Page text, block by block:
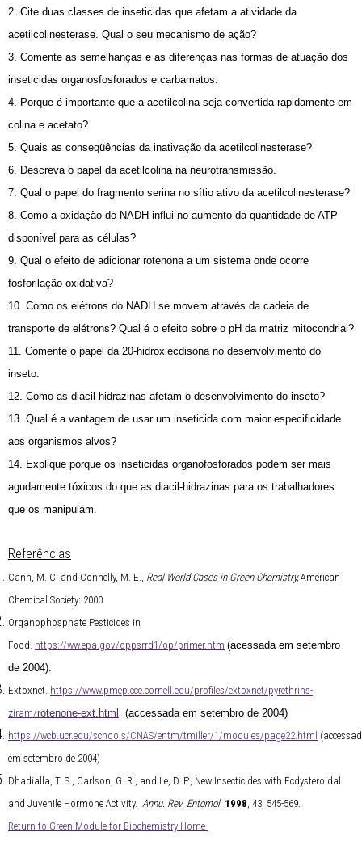
2. Cite duas classes de inseticidas que afetam a atividade da
acetilcolinesterase. Qual o seu mecanismo de ação?
3. Comente as semelhanças e as diferenças nas formas de atuação dos
inseticidas organosfosforados e carbamatos.
4. Porque é importante que a acetilcolina seja convertida rapidamente em
colina e acetato?
5. Quais as conseqüências da inativação da acetilcolinesterase?
6. Descreva o papel da acetilcolina na neurotransmissão.
7. Qual o papel do fragmento serina no sítio ativo da acetilcolinesterase?
8. Como a oxidação do NADH influi no aumento da quantidade de ATP
disponível para as células?
9. Qual o efeito de adicionar rotenona a um sistema onde ocorre
fosforilação oxidativa?
10. Como os elétrons do NADH se movem através da cadeia de
transporte de elétrons? Qual é o efeito sobre o pH da matriz mitocondrial?
11. Comente o papel da 20-hidroxiecdisona no desenvolvimento do
inseto.
12. Como as diacil-hidrazinas afetam o desenvolvimento do inseto?
13. Qual é a vantagem de usar um inseticida com maior especificidade
aos organismos alvos?
14. Explique porque os inseticidas organofosforados podem ser mais
agudamente tóxicos do que as diacil-hidrazinas para os trabalhadores
que os manipulam.
Referências
Cann, M. C. and Connelly, M. E., Real World Cases in Green Chemistry,American
Chemical Society: 2000
Organophosphate Pesticides in
Food. https://ww.epa.gov/oppsrrd1/op/primer.htm (acessada em setembro
de 2004).
Extoxnet. https://www.pmep.cce.cornell.edu/profiles/extoxnet/pyrethrins-
ziram/rotenone-ext.html (accessada em setembro de 2004)
https://wcb.ucr.edu/schools/CNAS/entm/tmiller/1/modules/page22.html
em setembro de 2004)
Dhadialla, T. S., Carlson, G. R., and Le, D. P., New Insecticides with Ecdysteroidal
and Juvenile Hormone Activity. Annu. Rev. Entomol. 1998, 43, 545-569.
Return to Green Module for Biochemistry Home